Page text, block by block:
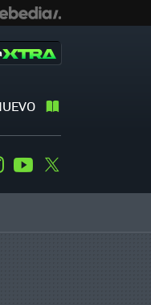
InstagramYoutube